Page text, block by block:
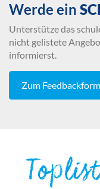
Werde ein
Unterstütze das
nicht gelistete
informierst.
Zum